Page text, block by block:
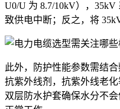
U0/U 为 8.7/10kV），
致供电中断；反之，将
此外，防护性能参数需结
抗紫外线剂，抗紫外线老
双层防水护套确保水分不